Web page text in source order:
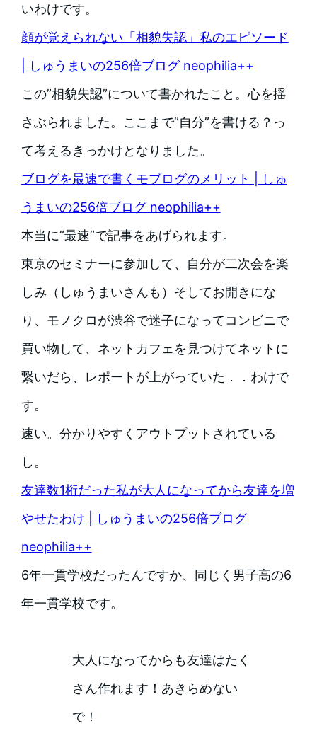
いわけです。
顔が覚えられない「相貌失認」私のエピソード
| しゅうまいの256倍ブログ neophilia++
この”相貌失認”について書かれたこと。心を揺
さぶられました。ここまで”自分”を書ける？っ
て考えるきっかけとなりました。
ブログを最速で書くモブログのメリット | しゅ
うまいの256倍ブログ neophilia++
本当に”最速”で記事をあげられます。
東京のセミナーに参加して、自分が二次会を楽
しみ（しゅうまいさんも）そしてお開きにな
り、モノクロが渋谷で迷子になってコンビニで
買い物して、ネットカフェを見つけてネットに
繋いだら、レポートが上がっていた．．わけで
す。
速い。分かりやすくアウトプットされている
し。
友達数1桁だった私が大人になってから友達を増
やせたわけ | しゅうまいの256倍ブログ
neophilia++
6年一貫学校だったんですか、同じく男子高の6
年一貫学校です。
大人になってからも友達はたく
さん作れます！あきらめない
で！